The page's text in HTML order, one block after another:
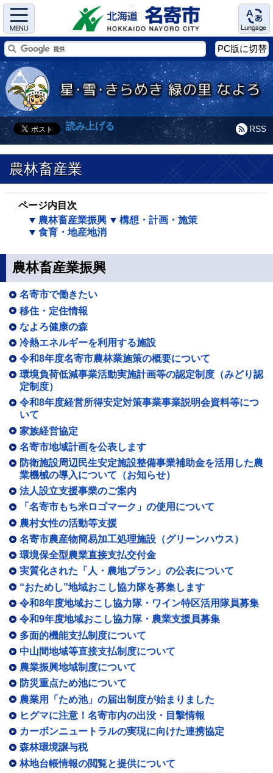
Menu Language
PC版に切替
RSS
読み上げる
農林畜産業
ページ内目次
農林畜産業振興
構想・計画・施策
食育・地産地消
農林畜産業振興
名寄市で働きたい
移住・定住情報
なよろ健康の森
冷熱エネルギーを利用する施設
令和8年度名寄市農林業施策の概要について
環境負荷低減事業活動実施計画等の認定制度（みどり認
定制度）
令和8年度経営所得安定対策事業事業説明会資料等につ
いて
家族経営協定
名寄市地域計画を公表します
防衛施設周辺民生安定施設整備事業補助金を活用した農
業機械の導入について（お知らせ）
法人設立支援事業のご案内
「名寄市もち米ロゴマーク」の使用について
農村女性の活動等支援
名寄市農産物簡易加工処理施設（グリーンハウス）
環境保全型農業直接支払交付金
実質化された「人・農地プラン」の公表について
“おためし”地域おこし協力隊を募集します
令和8年度地域おこし協力隊・ワイン特区活用隊員募集
令和9年度地域おこし協力隊・農業支援員募集
多面的機能支払制度について
中山間地域等直接支払制度について
農業振興地域制度について
防災重点ため池について
農業用「ため池」の届出制度が始まりました
ヒグマに注意！名寄市内の出没・目撃情報
カーボンニュートラルの実現に向けた連携協定
森林環境譲与税
林地台帳情報の閲覧と提供について